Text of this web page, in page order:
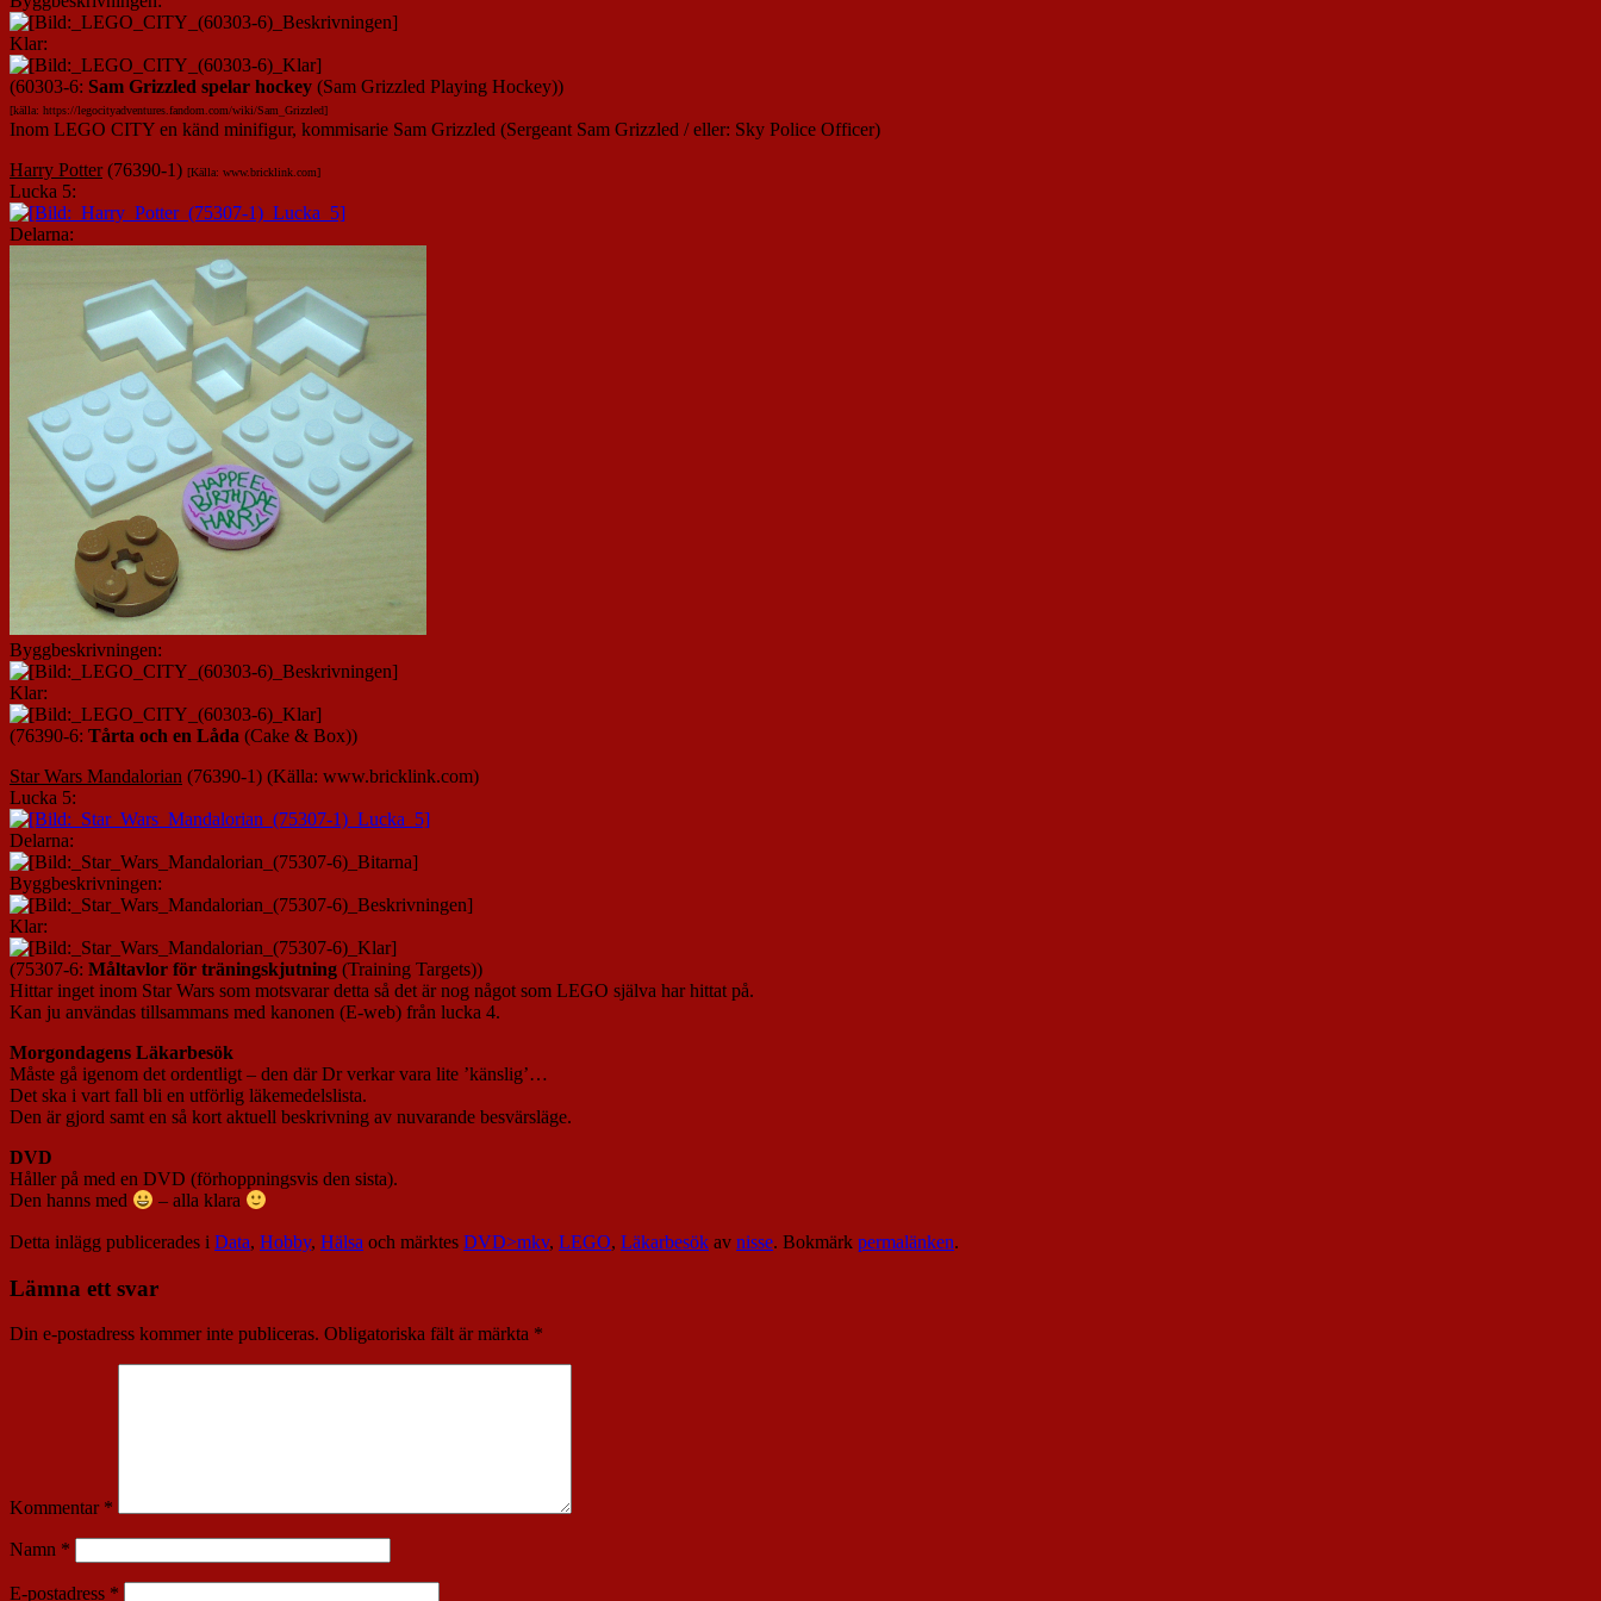
Klar:
(60303-6: Sam Grizzled spelar hockey (Sam Grizzled Playing Hockey))
[källa: https://legocityadventures.fandom.com/wiki/Sam_Grizzled]
Inom LEGO CITY en känd minifigur, kommisarie Sam Grizzled (Sergeant Sam Grizzled / eller: Sky Police Officer)
Harry Potter(76390-1) [Källa: www.bricklink.com]
Lucka 5:
Delarna:
Byggbeskrivningen:
Klar:
(76390-6: Tårta och en Låda (Cake & Box))
Star Wars Mandalorian (76390-1) (Källa: www.bricklink.com)
Lucka 5:
Delarna:
Byggbeskrivningen:
Klar:
(75307-6: Måltavlor för träningskjutning (Training Targets))
Hittar inget inom Star Wars som motsvarar detta så det är nog något som LEGO själva har hittat på.
Kan ju användas tillsammans med kanonen (E-web) från lucka 4.
Morgondagens Läkarbesök
Måste gå igenom det ordentligt – den där Dr verkar vara lite ’känslig’…
Det ska i vart fall bli en utförlig läkemedelslista.
Den är gjord samt en så kort aktuell beskrivning av nuvarande besvärsläge.
DVD
Håller på med en DVD (förhoppningsvis den sista).
Den hanns med
– alla klara
Detta inlägg publicerades i Data, Hobby, Hälsa och märktes DVD>mkv, LEGO, Läkarbesök av nisse. Bokmärk permalänken.
Lämna ett svar
Din e-postadress kommer inte publiceras. Obligatoriska fält är märkta *
Kommentar *
Namn *
E-postadress *